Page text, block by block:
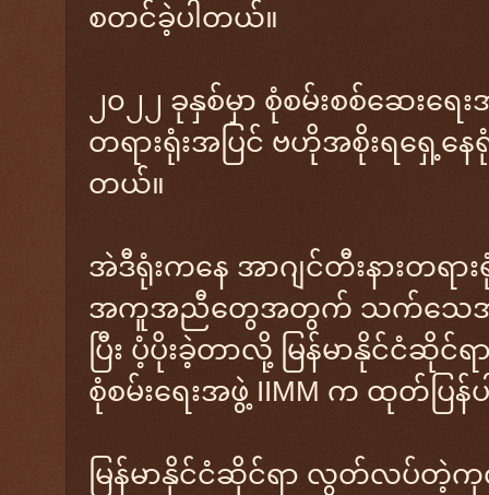
စတင်ခဲ့ပါတယ်။
၂၀၂၂ ခုနှစ်မှာ စုံစမ်းစစ်ဆေးရေ
တရားရုံးအပြင် ဗဟိုအစိုးရရှေ့နေရုံ
တယ်။
အဲဒီရုံးက‌နေ အာဂျင်တီးနားတရ
အကူအညီတွေအတွက် သက်သေအထ
ပြီး ပံ့ပိုးခဲ့တာလို့ မြန်မာနိုင်ငံ
စုံစမ်းရေးအဖွဲ့ IIMM က ထုတ်ပြန်
မြန်မာနိုင်ငံဆိုင်ရာ လွတ်လပ်တဲ့ကုလ